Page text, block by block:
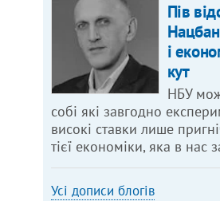
Пів
і
кут
НБУ
собі які завгодно
високі ставки лише
тієї економіки, яка в нас
Усі дописи блогів